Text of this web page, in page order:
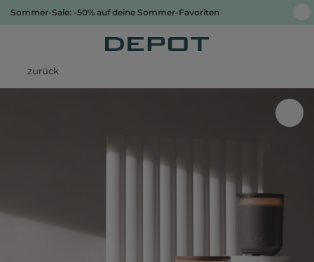
Sommer-Sale: -50% auf deine Sommer-Favoriten
zurück